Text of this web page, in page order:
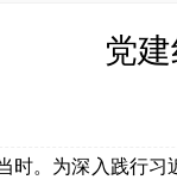
党
时。为深入践行